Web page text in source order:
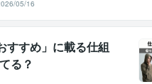
05/16
すすめ」に載る仕組
る？